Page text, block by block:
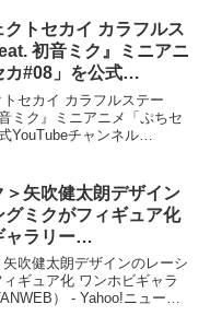
クトセカイ カラフルス
初音ミク』ミニアニ
カ#08」を公式
ャンネル&TOKYO MX
ーム・エンタメ最新
ミ通.com – ファミ
トセカイ カラフルステー
ミク』ミニアニメ「ぷちセ
YouTubeチャンネル
ミク」関連商品『...
＞矢吹健太朗デザイン
グミクがフィギュア化
ャラリー
） – Yahoo!ニュ
ニュース
矢吹健太朗デザインのレーシ
ギュア化 ワンホビギャラ
） - Yahoo!ニュース -